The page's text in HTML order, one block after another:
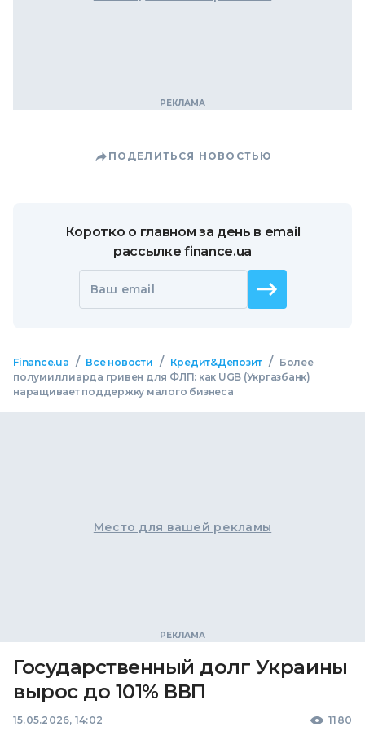
ПОДЕЛИТЬСЯ НОВОСТЬЮ
Коротко о главном за день в email
рассылке finance.ua
Ваш email
Finance.ua / Все новости / Кредит&Депозит /
Более
полумиллиарда гривен для ФЛП: как UGB (Укргазбанк)
наращивает поддержку малого бизнеса
Место для вашей рекламы
Государственный долг Украины
вырос до 101% ВВП
15.05.2026, 14:02 1180